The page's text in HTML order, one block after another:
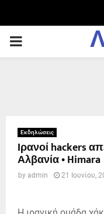
PRIMARY
Εκδηλώσεις
Ιρανοί hackers
Αλβανία • Himara
by admin 21 Ιουνίου,